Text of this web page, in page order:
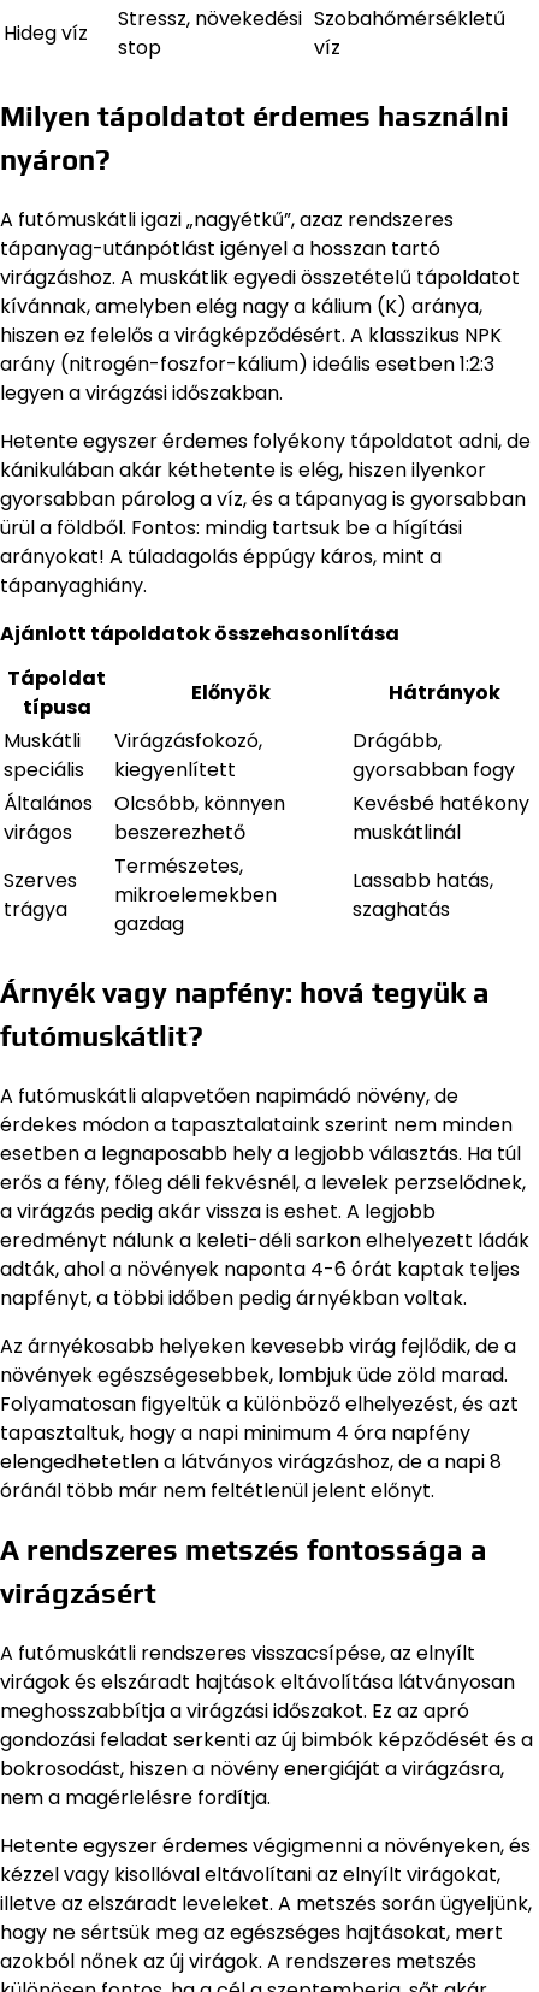
Hideg víz
Stressz, növekedési
stop
Szobahőmérsékletű
víz
Milyen tápoldatot érdemes használni
nyáron?
A futómuskátli igazi „nagyétkű”, azaz rendszeres
tápanyag-utánpótlást igényel a hosszan tartó
virágzáshoz. A muskátlik egyedi összetételű tápoldatot
kívánnak, amelyben elég nagy a kálium (K) aránya,
hiszen ez felelős a virágképződésért. A klasszikus NPK
arány (nitrogén-foszfor-kálium) ideális esetben 1:2:3
legyen a virágzási időszakban.
Hetente egyszer érdemes folyékony tápoldatot adni, de
kánikulában akár kéthetente is elég, hiszen ilyenkor
gyorsabban párolog a víz, és a tápanyag is gyorsabban
ürül a földből. Fontos: mindig tartsuk be a hígítási
arányokat! A túladagolás éppúgy káros, mint a
tápanyaghiány.
Ajánlott tápoldatok összehasonlítása
Tápoldat
típusa
Előnyök
Hátrányok
Muskátli
speciális
Virágzásfokozó,
kiegyenlített
Drágább,
gyorsabban fogy
Általános
virágos
Olcsóbb, könnyen
beszerezhető
Kevésbé hatékony
muskátlinál
Szerves
trágya
Természetes,
mikroelemekben
gazdag
Lassabb hatás,
szaghatás
Árnyék vagy napfény: hová tegyük a
futómuskátlit?
A futómuskátli alapvetően napimádó növény, de
érdekes módon a tapasztalataink szerint nem minden
esetben a legnaposabb hely a legjobb választás. Ha túl
erős a fény, főleg déli fekvésnél, a levelek perzselődnek,
a virágzás pedig akár vissza is eshet. A legjobb
eredményt nálunk a keleti-déli sarkon elhelyezett ládák
adták, ahol a növények naponta 4-6 órát kaptak teljes
napfényt, a többi időben pedig árnyékban voltak.
Az árnyékosabb helyeken kevesebb virág fejlődik, de a
növények egészségesebbek, lombjuk üde zöld marad.
Folyamatosan figyeltük a különböző elhelyezést, és azt
tapasztaltuk, hogy a napi minimum 4 óra napfény
elengedhetetlen a látványos virágzáshoz, de a napi 8
óránál több már nem feltétlenül jelent előnyt.
A rendszeres metszés fontossága a
virágzásért
A futómuskátli rendszeres visszacsípése, az elnyílt
virágok és elszáradt hajtások eltávolítása látványosan
meghosszabbítja a virágzási időszakot. Ez az apró
gondozási feladat serkenti az új bimbók képződését és a
bokrosodást, hiszen a növény energiáját a virágzásra,
nem a magérlelésre fordítja.
Hetente egyszer érdemes végigmenni a növényeken, és
kézzel vagy kisollóval eltávolítani az elnyílt virágokat,
illetve az elszáradt leveleket. A metszés során ügyeljünk,
hogy ne sértsük meg az egészséges hajtásokat, mert
azokból nőnek az új virágok. A rendszeres metszés